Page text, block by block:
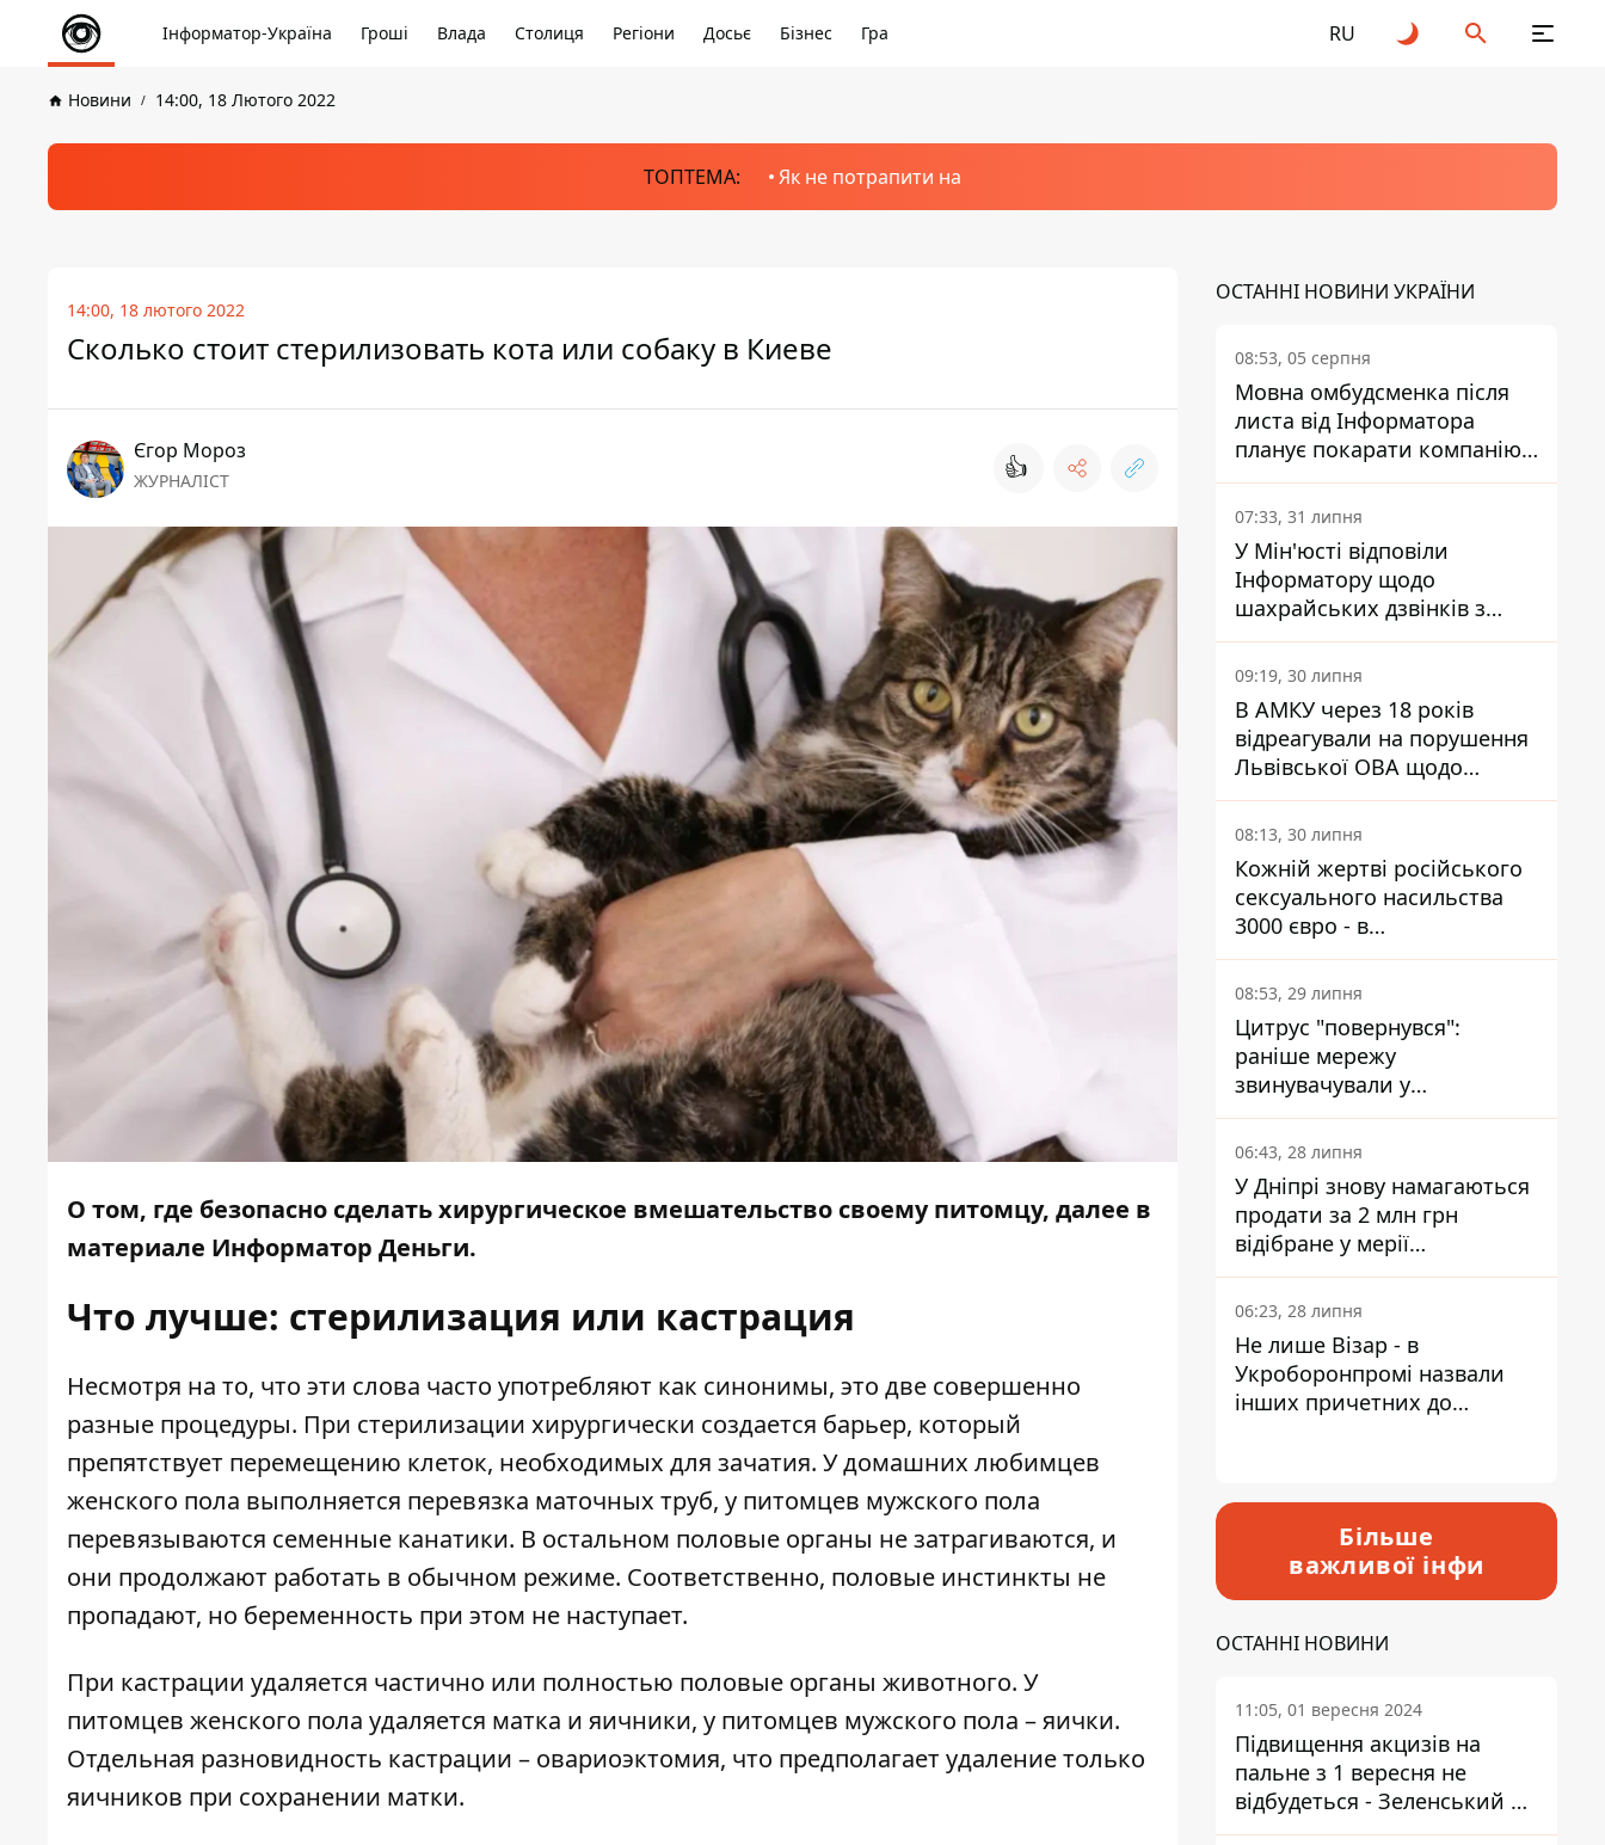
Інформатор-Україна Гроші Влада Столиця Регіони Досьє Бізнес Гра RU
Новини 14:00, 18 Лютого 2022
ТОПТЕМА: Як не потрапити на
14:00, 18 лютого 2022
Сколько стоит стерилизовать кота или собаку в Киеве
Єгор Мороз
ЖУРНАЛІСТ 👍
О том, где безопасно сделать хирургическое вмешательство своему питомцу, далее в
материале Информатор Деньги.
Что лучше: стерилизация или кастрация
Несмотря на то, что эти слова часто употребляют как синонимы, это две совершенно
разные процедуры. При стерилизации хирургически создается барьер, который
препятствует перемещению клеток, необходимых для зачатия. У домашних любимцев
женского пола выполняется перевязка маточных труб, у питомцев мужского пола
перевязываются семенные канатики. В остальном половые органы не затрагиваются, и
они продолжают работать в обычном режиме. Соответственно, половые инстинкты не
пропадают, но беременность при этом не наступает.
При кастрации удаляется частично или полностью половые органы животного. У
питомцев женского пола удаляется матка и яичники, у питомцев мужского пола – яички.
Отдельная разновидность кастрации – овариоэктомия, что предполагает удаление только
яичников при сохранении матки.
ОСТАННІ НОВИНИ УКРАЇНИ
08:53, 05 серпня
Мовна омбудсменка після
листа від Інформатора
планує покарати компанію-
підрядника ПриватБанку
07:33, 31 липня
У Мін'юсті відповіли
Інформатору щодо
шахрайських дзвінків з
камери Сумського СІЗО так,
що ніхто нічого не зрозумів
09:19, 30 липня
В АМКУ через 18 років
відреагували на порушення
Львівської ОВА щодо
харчування у закладах
освіти
08:13, 30 липня
Кожній жертві російського
сексуального насильства
3000 євро - в
Мінсоцполітики пояснили
Інформатору, звідки на це
гроші
08:53, 29 липня
Цитрус "повернувся":
раніше мережу
звинувачували у
контрабанді техніки та
ухиленні від сплати
податків
06:43, 28 липня
У Дніпрі знову намагаються
продати за 2 млн грн
відібране у мерії
приміщення Укрпошти
06:23, 28 липня
Не лише Візар - в
Укроборонпромі назвали
інших причетних до
Більше
важливої інфи
ОСТАННІ НОВИНИ
11:05, 01 вересня 2024
Підвищення акцизів на
пальне з 1 вересня не
відбудеться - Зеленський не
підписав закон